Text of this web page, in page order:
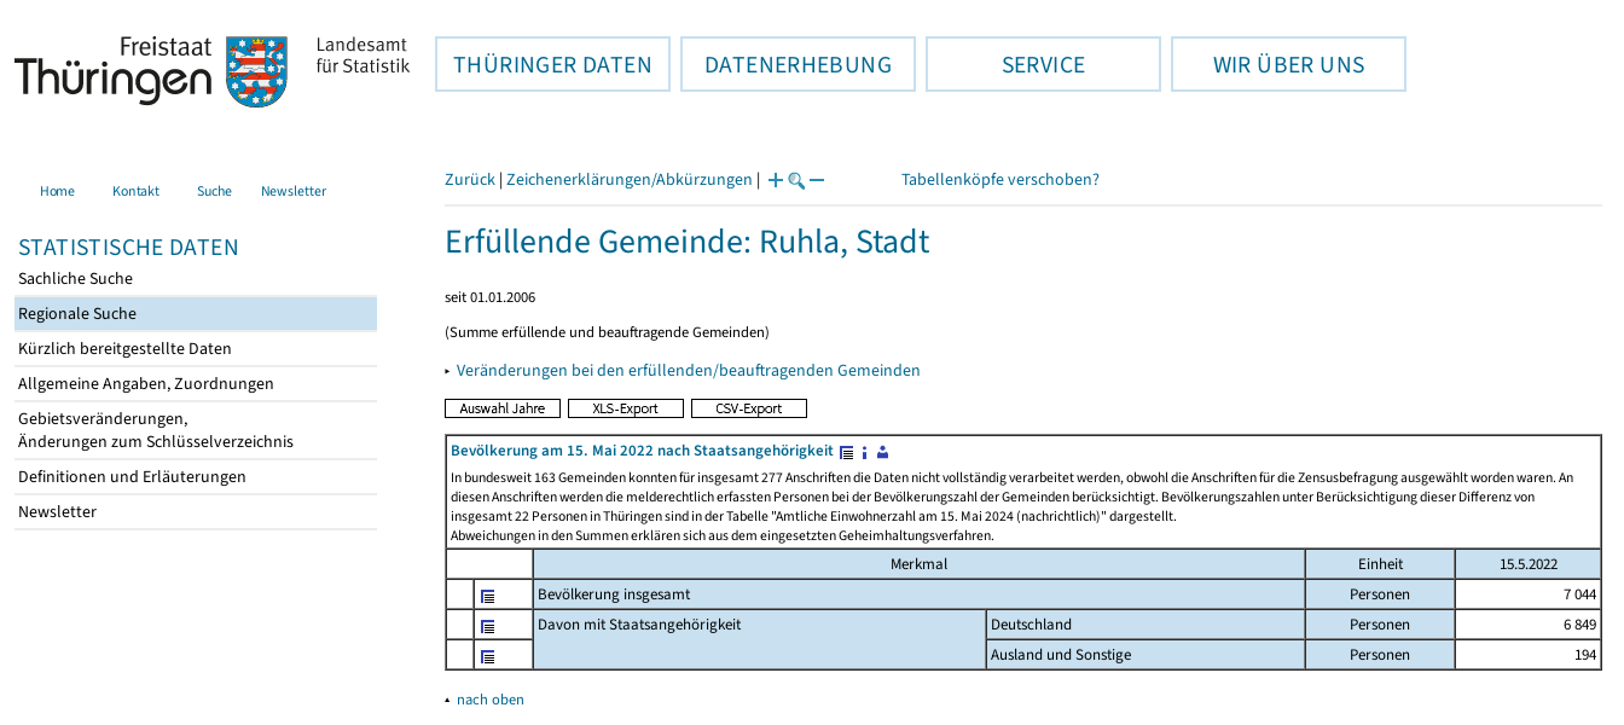
THÜRINGER DATEN DATENERHEBUNG SERVICE WIR ÜBER UNS
Home Kontakt Suche Newsletter
STATISTISCHE DATEN
Sachliche Suche
Regionale Suche
Kürzlich bereitgestellte Daten
Allgemeine Angaben, Zuordnungen
Gebietsveränderungen,
Änderungen zum Schlüsselverzeichnis
Definitionen und Erläuterungen
Newsletter
Zurück | Zeichenerklärungen/Abkürzungen | Tabellenköpfe verschoben?
Erfüllende Gemeinde: Ruhla, Stadt
seit 01.01.2006
(Summe erfüllende und beauftragende Gemeinden)
▸ Veränderungen bei den erfüllenden/beauftragenden Gemeinden
Bevölkerung am 15. Mai 2022 nach Staatsangehörigkeit
In bundesweit 163 Gemeinden konnten für insgesamt 277 Anschriften die Daten nicht vollständig verarbeitet werden, obwohl die Anschriften für die Zensusbefragung ausgewählt worden waren. An
diesen Anschriften werden die melderechtlich erfassten Personen bei der Bevölkerungszahl der Gemeinden berücksichtigt. Bevölkerungszahlen unter Berücksichtigung dieser Differenz von
insgesamt 22 Personen in Thüringen sind in der Tabelle "Amtliche Einwohnerzahl am 15. Mai 2024 (nachrichtlich)" dargestellt.
Abweichungen in den Summen erklären sich aus dem eingesetzten Geheimhaltungsverfahren.
Merkmal Einheit
15.5.2022
Bevölkerung insgesamt
Personen
7 044
Davon mit Staatsangehörigkeit
Deutschland Personen
6 849
Ausland und Sonstige
Personen 194
▴ nach oben